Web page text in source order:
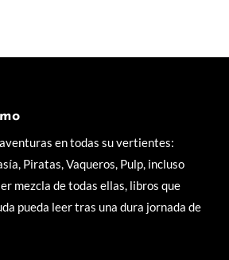
en todas su vertientes:
Piratas, Vaqueros, Pulp, incluso
mezcla de todas ellas, libros que
pueda leer tras una dura jornada de